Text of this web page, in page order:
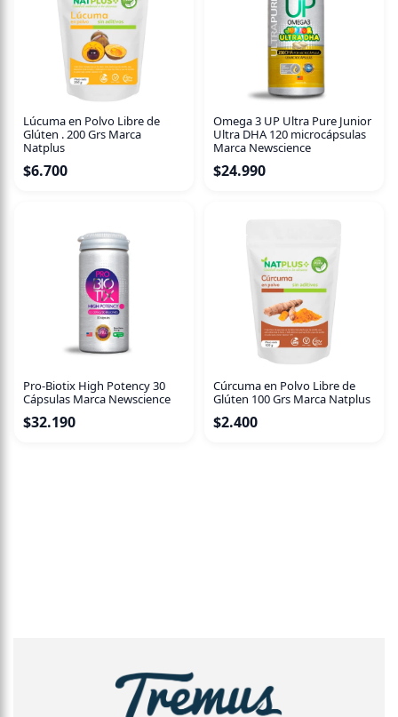
Lúcuma en Polvo Libre de
Glúten . 200 Grs Marca
Natplus
$6.700
Omega 3 UP Ultra Pure Junior
Ultra DHA 120 microcápsulas
Marca Newscience
$24.990
Pro-Biotix High Potency 30
Cápsulas Marca Newscience
$32.190
Cúrcuma en Polvo Libre de
Glúten 100 Grs Marca Natplus
$2.400